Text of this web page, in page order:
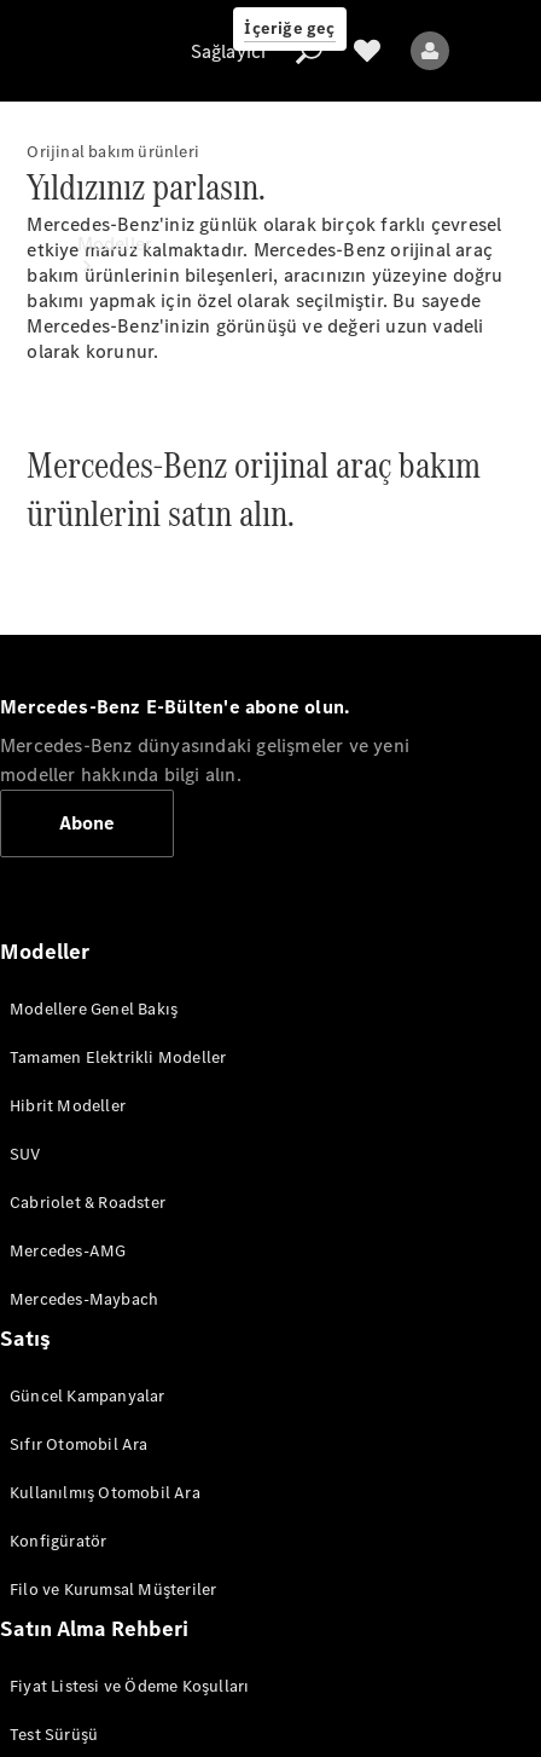
İçeriğe geç
Sağlayıcı
Modeller
Yeni Modeller
Elektrikli modeller
Tüm Sedan
CLA
EQE
S-Serisi
Maybach
Yeni
Test Sürüşü
Online
Store
Tüm SUV
EQA
GLA
GLB Elektrik
GLC
Elektrik
GLC Coupé
GLE Coupé
Sağlayıcı
Orijinal bakım ürünleri
Yıldızınız parlasın.
Mercedes-Benz'iniz günlük olarak birçok farklı çevresel
etkiye maruz kalmaktadır. Mercedes-Benz orijinal araç
bakım ürünlerinin bileşenleri, aracınızın yüzeyine doğru
bakımı yapmak için özel olarak seçilmiştir. Bu sayede
Mercedes-Benz'inizin görünüşü ve değeri uzun vadeli
olarak korunur.
Mercedes-Benz orijinal araç bakım
ürünlerini satın alın.
Mercedes-Benz E-Bülten'e abone olun.
Mercedes-Benz dünyasındaki gelişmeler ve yeni
modeller hakkında bilgi alın.
Abone
Modeller
Modellere Genel Bakış
Tamamen Elektrikli Modeller
Hibrit Modeller
SUV
Cabriolet & Roadster
Mercedes-AMG
Mercedes-Maybach
Satış
Güncel Kampanyalar
Sıfır Otomobil Ara
Kullanılmış Otomobil Ara
Konfigüratör
Filo ve Kurumsal Müşteriler
Satın Alma Rehberi
Fiyat Listesi ve Ödeme Koşulları
Test Sürüşü